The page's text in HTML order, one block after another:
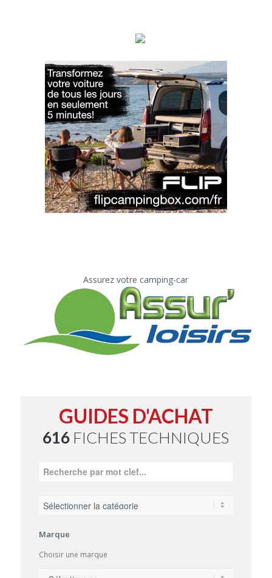
Assurez votre camping-car
GUIDES D'ACHAT
616 FICHES TECHNIQUES
Marque
Choisir une marque